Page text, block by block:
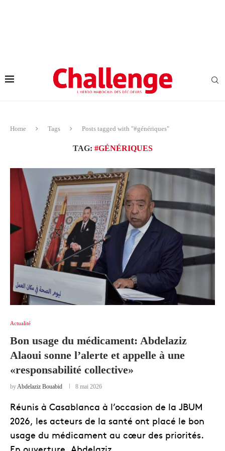
Home Tags Posts tagged with "#génériques"
TAG: #GÉNÉRIQUES
Actualité
Bon usage du médicament: Abdelaziz
Alaoui sonne l’alerte et appelle à une
«responsabilité collective»
byAbdelaziz Bouabid 8 mai 2026
Réunis à Casablanca à l’occasion de la JBUM
2026, les acteurs de la santé ont placé le bon
usage du médicament au cœur des priorités.